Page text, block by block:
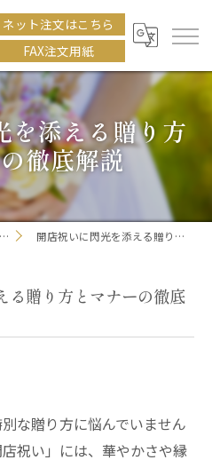
ネット注文はこちら
FAX注文用紙
を添える贈り方
徹底解説
開店祝いに閃光を添える贈り方とマナーの徹底解説
る贈り方とマナーの徹底
な贈り方に悩んでいません
祝い」には、華やかさや縁